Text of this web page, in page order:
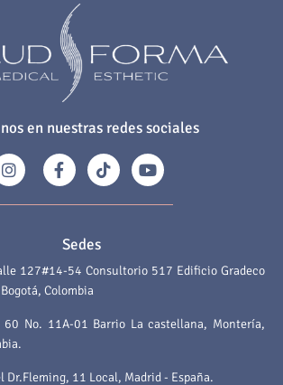
en nuestras redes sociales
Sedes
127#14-54 Consultorio 517 Edificio Gradeco
Colombia
60 No. 11A-01 Barrio La castellana, Montería,
Dr.Fleming, 11 Local, Madrid - España.